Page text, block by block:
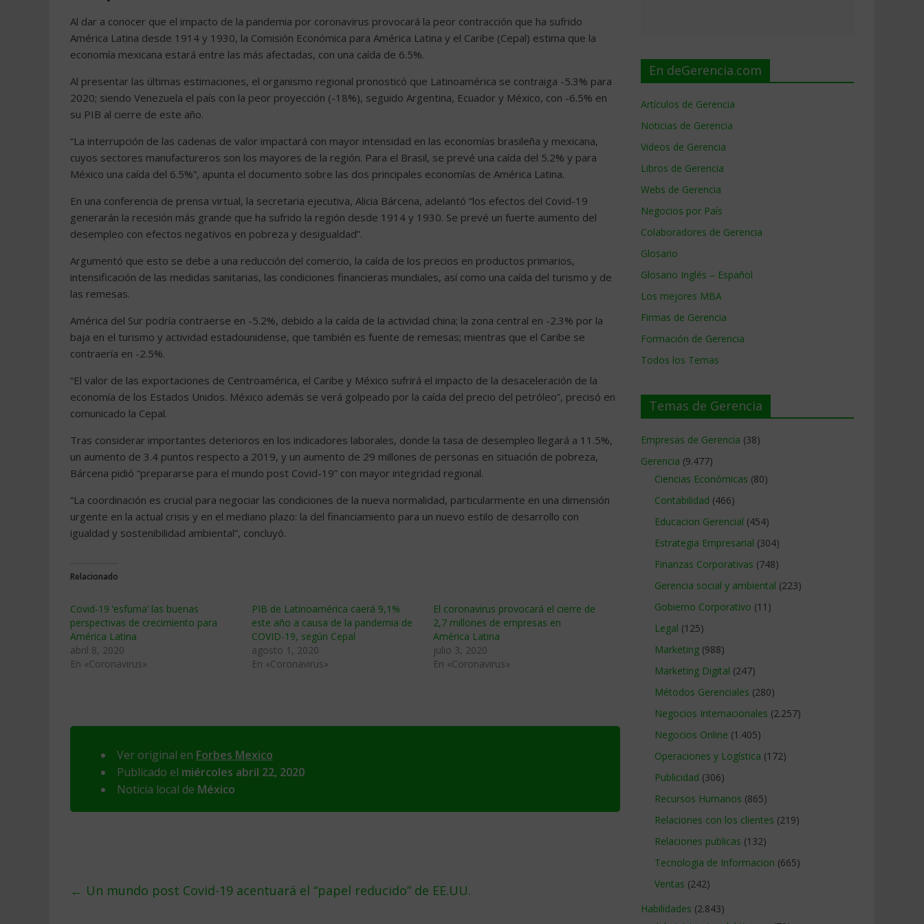
Al dar a conocer que el impacto de la pandemia por coronavirus provocará la peor contracción que ha sufrido
América Latina desde 1914 y 1930, la Comisión Económica para América Latina y el Caribe (Cepal) estima que la
economía mexicana estará entre las más afectadas, con una caída de 6.5%.
Al presentar las últimas estimaciones, el organismo regional pronosticó que Latinoamérica se contraiga -5.3% para
2020; siendo Venezuela el país con la peor proyección (-18%), seguido Argentina, Ecuador y México, con -6.5% en
su PIB al cierre de este año.
“La interrupción de las cadenas de valor impactará con mayor intensidad en las economías brasileña y mexicana,
cuyos sectores manufactureros son los mayores de la región. Para el Brasil, se prevé una caída del 5.2% y para
México una caída del 6.5%”, apunta el documento sobre las dos principales economías de América Latina.
En una conferencia de prensa virtual, la secretaria ejecutiva, Alicia Bárcena, adelantó “los efectos del Covid-19
generarán la recesión más grande que ha sufrido la región desde 1914 y 1930. Se prevé un fuerte aumento del
desempleo con efectos negativos en pobreza y desigualdad”.
Argumentó que esto se debe a una reducción del comercio, la caída de los precios en productos primarios,
intensificación de las medidas sanitarias, las condiciones financieras mundiales, así como una caída del turismo y de
las remesas.
América del Sur podría contraerse en -5.2%, debido a la caída de la actividad china; la zona central en -2.3% por la
baja en el turismo y actividad estadounidense, que también es fuente de remesas; mientras que el Caribe se
contraería en -2.5%.
“El valor de las exportaciones de Centroamérica, el Caribe y México sufrirá el impacto de la desaceleración de la
economía de los Estados Unidos. México además se verá golpeado por la caída del precio del petróleo”, precisó en
comunicado la Cepal.
Tras considerar importantes deterioros en los indicadores laborales, donde la tasa de desempleo llegará a 11.5%,
un aumento de 3.4 puntos respecto a 2019, y un aumento de 29 millones de personas en situación de pobreza,
Bárcena pidió “prepararse para el mundo post Covid-19” con mayor integridad regional.
“La coordinación es crucial para negociar las condiciones de la nueva normalidad, particularmente en una dimensión
urgente en la actual crisis y en el mediano plazo: la del financiamiento para un nuevo estilo de desarrollo con
igualdad y sostenibilidad ambiental”, concluyó.
Relacionado
Covid-19 ‘esfuma’ las buenas
perspectivas de crecimiento para
América Latina
abril 8, 2020
En «Coronavirus»
PIB de Latinoamérica caerá 9,1%
este año a causa de la pandemia de
COVID-19, según Cepal
agosto 1, 2020
En «Coronavirus»
El coronavirus provocará el cierre de
2,7 millones de empresas en
América Latina
julio 3, 2020
En «Coronavirus»
Ver original en Forbes Mexico
Publicado el miércoles abril 22, 2020
Noticia local de México
← Un mundo post Covid-19 acentuará el “papel reducido” de EE.UU.
En deGerencia.com
Artículos de Gerencia
Noticias de Gerencia
Videos de Gerencia
Libros de Gerencia
Webs de Gerencia
Negocios por País
Colaboradores de Gerencia
Glosario
Glosario Inglés – Español
Los mejores MBA
Firmas de Gerencia
Formación de Gerencia
Todos los Temas
Temas de Gerencia
Empresas de Gerencia (38)
Gerencia (9.477)
Ciencias Económicas (80)
Contabilidad (466)
Educacion Gerencial (454)
Estrategia Empresarial (304)
Finanzas Corporativas (748)
Gerencia social y ambiental (223)
Gobierno Corporativo (11)
Legal (125)
Marketing (988)
Marketing Digital (247)
Métodos Gerenciales (280)
Negocios Internacionales (2.257)
Negocios Online (1.405)
Operaciones y Logística (172)
Publicidad (306)
Recursos Humanos (865)
Relaciones con los clientes (219)
Relaciones publicas (132)
Tecnologia de Informacion (665)
Ventas (242)
Habilidades (2.843)